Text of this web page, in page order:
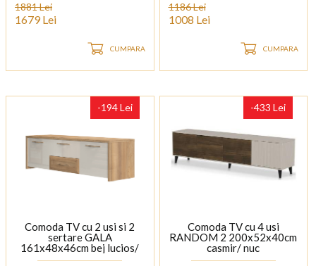
1881 Lei
1679 Lei
CUMPARA
1186 Lei
1008 Lei
CUMPARA
-194 Lei
Comoda TV cu 2 usi si 2
sertare GALA
161x48x46cm bej lucios/
nuc Pacific
-433 Lei
Comoda TV cu 4 usi
RANDOM 2 200x52x40cm
casmir/ nuc